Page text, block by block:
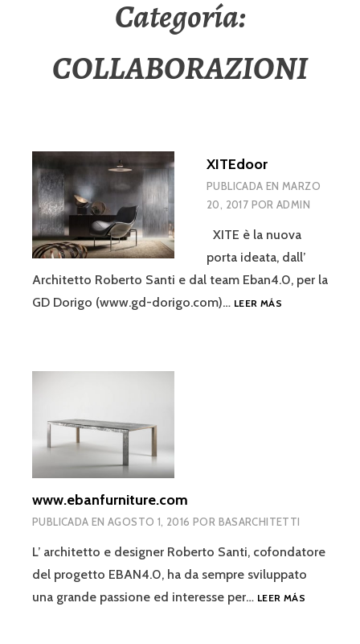
Categoría:
COLLABORAZIONI
XITEdoor
PUBLICADA ENMARZO
20, 2017 PORADMIN
XITE è la nuova
porta ideata, dall’
Architetto Roberto Santi e dal team Eban4.0, per la
GD Dorigo (www.gd-dorigo.com)… LEER MÁSXITEDOOR
www.ebanfurniture.com
PUBLICADA ENAGOSTO 1, 2016 POR BASARCHITETTI
L’ architetto e designer Roberto Santi, cofondatore
del progetto EBAN4.0, ha da sempre sviluppato
una grande passione ed interesse per… LEER MÁS